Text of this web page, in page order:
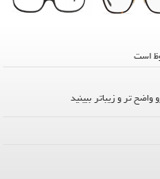
تر و زیباتر ببینید